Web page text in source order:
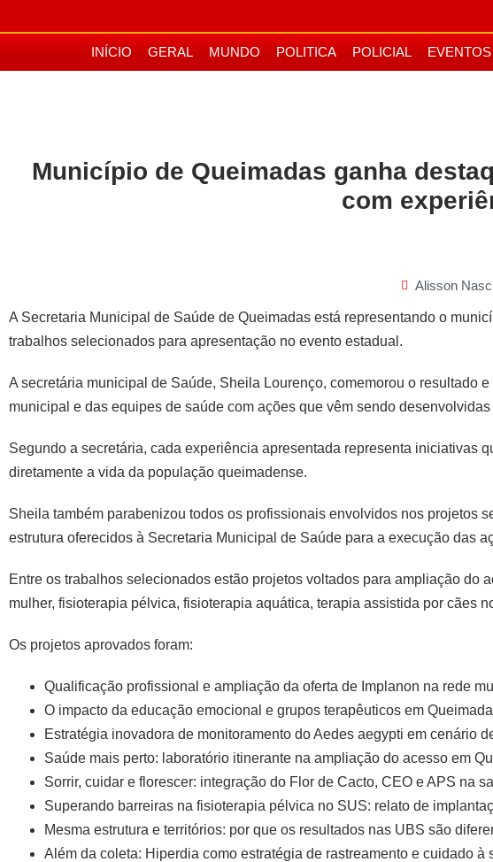
INÍCIO GERAL MUNDO POLITICA POLICIAL EVENTOS
Município de Queimadas ganha
com
Alisson
A Secretaria Municipal de Saúde de Queimadas está representando o
trabalhos selecionados para apresentação no evento estadual.
A secretária municipal de Saúde, Sheila Lourenço, comemorou o resultado
municipal e das equipes de saúde com ações que vêm sendo
Segundo a secretária, cada experiência apresentada representa iniciativas
diretamente a vida da população queimadense.
Sheila também parabenizou todos os profissionais envolvidos nos projetos
estrutura oferecidos à Secretaria Municipal de Saúde para a execução das
Entre os trabalhos selecionados estão projetos voltados para ampliação do
mulher, fisioterapia pélvica, fisioterapia aquática, terapia assistida por cães
Os projetos aprovados foram:
Qualificação profissional e ampliação da oferta de Implanon na rede
O impacto da educação emocional e grupos terapêuticos em
Estratégia inovadora de monitoramento do Aedes aegypti em cenário
Saúde mais perto: laboratório itinerante na ampliação do acesso em
Sorrir, cuidar e florescer: integração do Flor de Cacto, CEO e APS na
Superando barreiras na fisioterapia pélvica no SUS: relato de
Mesma estrutura e territórios: por que os resultados nas UBS são
Além da coleta: Hiperdia como estratégia de rastreamento e cuidado